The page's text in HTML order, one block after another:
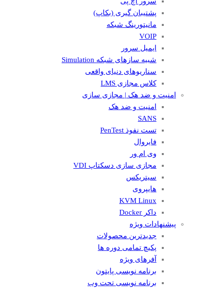
پشتیبان گیری (بکاپ)
مانيتورينگ شبکه
VOIP
ایمیل سرور
شبیه سازهای شبکه Simulation
سناریوهای دنیای واقعی
کلاس مجازی LMS
امنیت و ضد هک | مجازی سازی
امنیت و ضد هک
SANS
تست نفوذ PenTest
فایروال
وی ام ور
مجازی سازی دسکتاپ VDI
سیتریکس
هایپروی
KVM Linux
داکر Docker
پیشنهادات ویژه
جدیدترین محصولات
پکیچ تمامی دوره ها
آفرهای ویژه
برنامه نویسی پایتون
برنامه نویسی تحت وب